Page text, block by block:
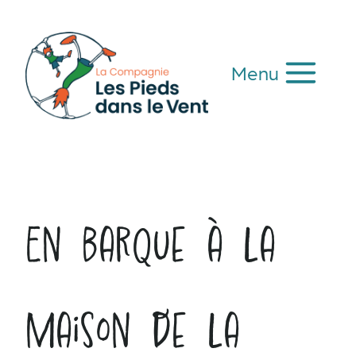
contenu
Menu
En barque à la
Maison de la